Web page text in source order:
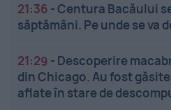
21:36 -Centura Bacăului
săptămâni. Pe unde se va
21:29 - Descoperire
din Chicago. Au fost
aflate în stare de